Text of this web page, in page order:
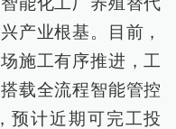
产业根基。目前，
施工有序推进，工
载全流程智能管控
预计近期可完工投